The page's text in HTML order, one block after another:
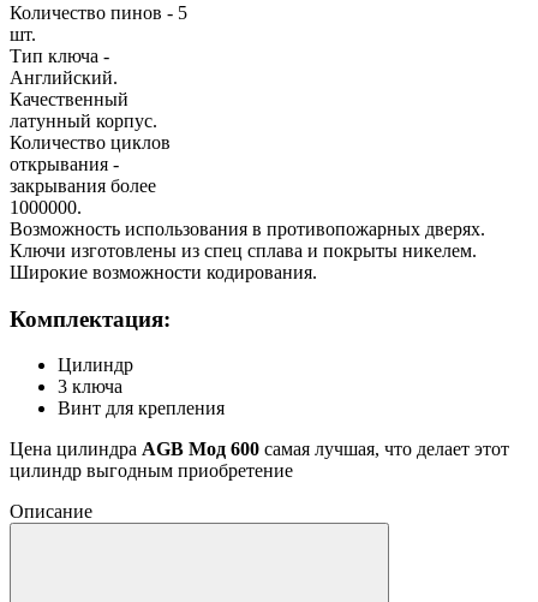
Количество пинов - 5
шт.
Тип ключа -
Английский.
Качественный
латунный корпус.
Количество циклов
открывания -
закрывания более
1000000.
Возможность использования в противопожарных дверях.
Ключи изготовлены из спец сплава и покрыты никелем.
Широкие возможности кодирования.
Комплектация:
Цилиндр
3 ключа
Винт для крепления
Цена цилиндра AGB Мод 600 самая лучшая, что делает этот
цилиндр выгодным приобретение
Описание